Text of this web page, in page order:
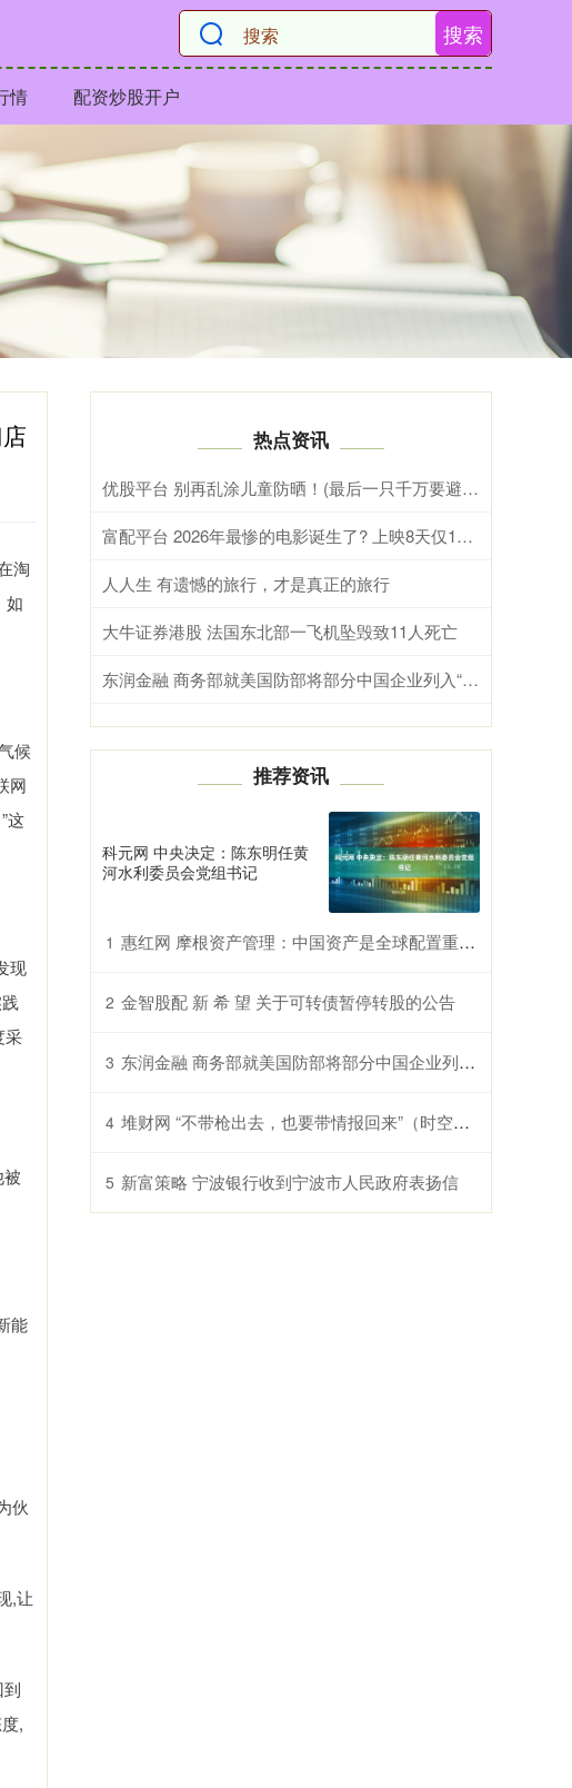
搜索
情 配资炒股开户
淘
如
候
网
这
现
采
能
伙
,让
,
热点资讯
优股平台 别再乱涂儿童防晒！(最后一只千万要避雷)
富配平台 2026年最惨的电影诞生了? 上映8天仅11人买票、片方分150元，真是年度最凄凉影片!
人人生 有遗憾的旅行，才是真正的旅行
大牛证券港股 法国东北部一飞机坠毁致11人死亡
东润金融 商务部就美国防部将部分中国企业列入“中国军事企业清单”事答记者问
推荐资讯
科元网 中央决定：陈东明任黄
河水利委员会党组书记
1 惠红网 摩根资产管理：中国资产是全球配置重要标的 下半年或有结构性行情
2 金智股配 新 希 望 关于可转债暂停转股的公告
3 东润金融 商务部就美国防部将部分中国企业列入“中国军事企业清单”事答记者问
4 堆财网 “不带枪出去，也要带情报回来”（时空对话）
5 新富策略 宁波银行收到宁波市人民政府表扬信